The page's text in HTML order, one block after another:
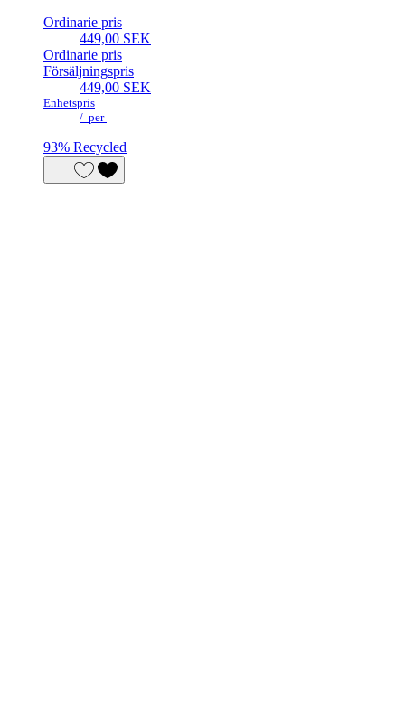
Ordinarie pris
449,00 SEK
Ordinarie pris
Försäljningspris
449,00 SEK
Enhetspris
/ per
93% Recycled